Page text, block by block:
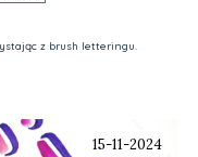
z brush letteringu.
15-11-2024